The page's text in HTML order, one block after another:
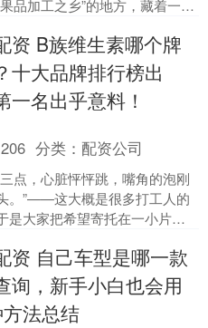
品加工之乡”的地方，藏着一份
凉果....
资 B族维生素哪个牌
十大品牌排行榜出
一名出乎意料！
206 分类：配资公司
点，心脏怦怦跳，嘴角的泡刚
。”——这大概是很多打工人的
是大家把希望寄托在一小片维
一瓶？别急....
资 自己车型是哪一款
询，新手小白也会用
法总结